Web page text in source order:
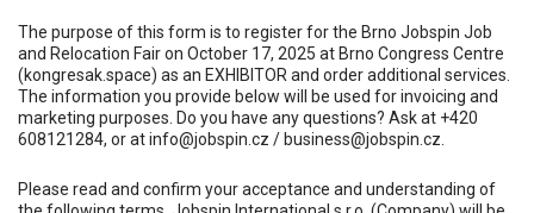
The purpose of this form is to register for the Brno Jobspin Job
and Relocation Fair on October 17, 2025 at Brno Congress Centre
(kongresak.space) as an EXHIBITOR and order additional services.
The information you provide below will be used for invoicing and
marketing purposes. Do you have any questions? Ask at +420
608121284, or at info@jobspin.cz / business@jobspin.cz.
Please read and confirm your acceptance and understanding of